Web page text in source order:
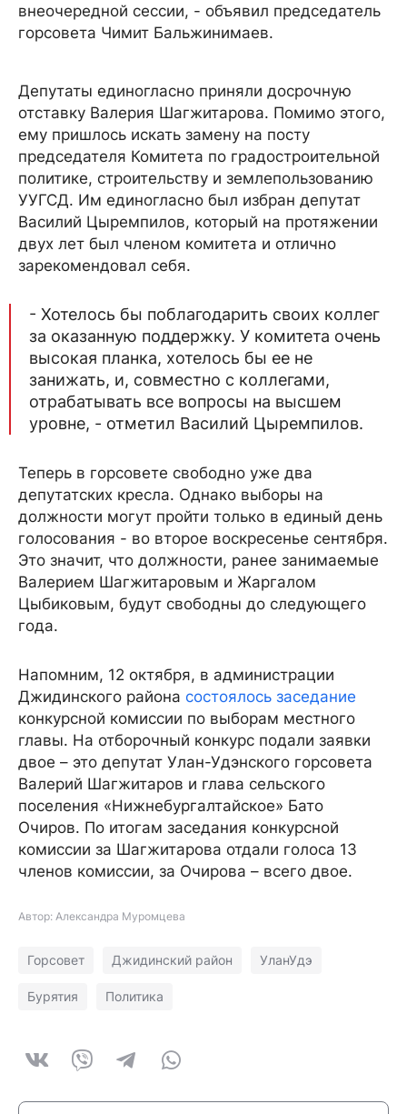
внеочередной сессии, - объявил председатель
горсовета Чимит Бальжинимаев.
Депутаты единогласно приняли досрочную
отставку Валерия Шагжитарова. Помимо этого,
ему пришлось искать замену на посту
председателя Комитета по градостроительной
политике, строительству и землепользованию
УУГСД. Им единогласно был избран депутат
Василий Цыремпилов, который на протяжении
двух лет был членом комитета и отлично
зарекомендовал себя.
- Хотелось бы поблагодарить своих коллег
за оказанную поддержку. У комитета очень
высокая планка, хотелось бы ее не
занижать, и, совместно с коллегами,
отрабатывать все вопросы на высшем
уровне, - отметил Василий Цыремпилов.
Теперь в горсовете свободно уже два
депутатских кресла. Однако выборы на
должности могут пройти только в единый день
голосования - во второе воскресенье сентября.
Это значит, что должности, ранее занимаемые
Валерием Шагжитаровым и Жаргалом
Цыбиковым, будут свободны до следующего
года.
Напомним, 12 октября, в администрации
Джидинского района состоялось заседание
конкурсной комиссии по выборам местного
главы. На отборочный конкурс подали заявки
двое – это депутат Улан-Удэнского горсовета
Валерий Шагжитаров и глава сельского
поселения «Нижнебургалтайское» Бато
Очиров. По итогам заседания конкурсной
комиссии за Шагжитарова отдали голоса 13
членов комиссии, за Очирова – всего двое.
Автор: Александра Муромцева
Горсовет Джидинский район УланУдэ
Бурятия Политика